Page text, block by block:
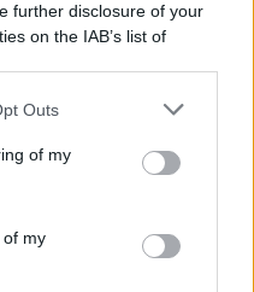
further disclosure of your
on the IAB’s list of
by us to third parties
one or more Google
information including but
You may click to
its third-party tags to
Outs
of my
of my